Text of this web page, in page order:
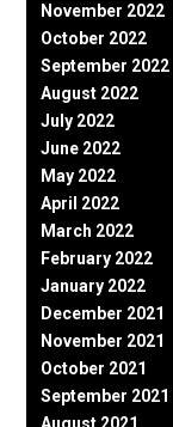
November 2022
October 2022
September 2022
August 2022
July 2022
June 2022
May 2022
April 2022
March 2022
February 2022
January 2022
December 2021
November 2021
October 2021
September 2021